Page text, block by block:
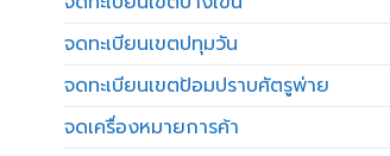
จดทะเบียนเขตปทุมวัน
จดทะเบียนเขตป้อมปราบศัตรูพ่าย
จดเครื่องหมายการค้า